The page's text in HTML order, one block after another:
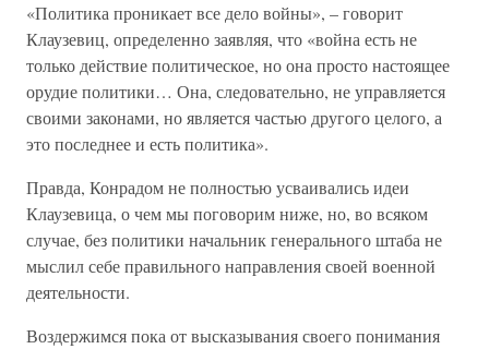
«Политика проникает все дело войны», – говорит
Клаузевиц, определенно заявляя, что «война есть не
только действие политическое, но она просто настоящее
орудие политики… Она, следовательно, не управляется
своими законами, но является частью другого целого, а
это последнее и есть политика».
Правда, Конрадом не полностью усваивались идеи
Клаузевица, о чем мы поговорим ниже, но, во всяком
случае, без политики начальник генерального штаба не
мыслил себе правильного направления своей военной
деятельности.
Воздержимся пока от высказывания своего понимания